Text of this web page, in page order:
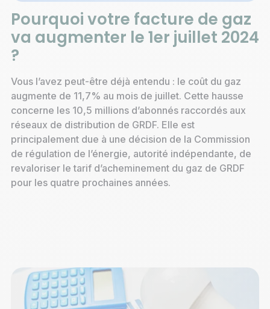
Pourquoi votre facture de gaz
va augmenter le 1er juillet 2024
?
Vous l’avez peut-être déjà entendu : le coût du gaz
augmente de 11,7% au mois de juillet. Cette hausse
concerne les 10,5 millions d’abonnés raccordés aux
réseaux de distribution de GRDF. Elle est
principalement due à une décision de la Commission
de régulation de l’énergie, autorité indépendante, de
revaloriser le tarif d’acheminement du gaz de GRDF
pour les quatre prochaines années.